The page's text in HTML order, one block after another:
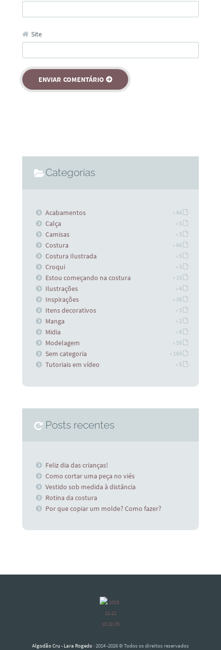
Site
Categorias
Acabamentos » 44
Calça » 5
Camisas » 3
Costura » 66
Costura Ilustrada » 5
Croqui » 3
Estou começando na costura » 10
Ilustrações » 4
Inspirações » 38
Itens decorativos » 3
Manga » 2
Midia » 8
Modelagem » 56
Sem categoria » 169
Tutoriais em vídeo » 5
Posts recentes
Feliz dia das crianças!
Como cortar uma peça no viés
Vestido sob medida à distância
Rotina da costura
Por que copiar um molde? Como fazer?
Algodão Cru - Lara Rogedo · 2014 -2026 © Todos os direitos reservados